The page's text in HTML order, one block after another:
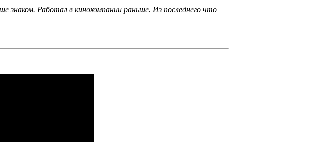
знаком. Работал в кинокомпании раньше. Из последнего что